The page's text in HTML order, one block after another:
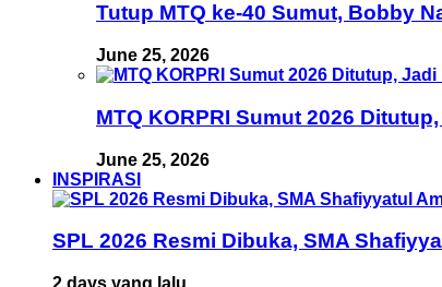
Tutup MTQ ke-40 Sumut, Bobby
June 25, 2026
MTQ KORPRI Sumut 2026
June 25, 2026
INSPIRASI
SPL 2026 Resmi Dibuka, SMA
2 days yang lalu